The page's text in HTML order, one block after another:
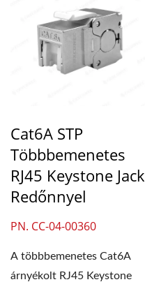
Cat6A STP
Többbemenetes
RJ45 Keystone Jack
Redőnnyel
PN. CC-04-00360
A többbemenetes Cat6A
árnyékolt RJ45 Keystone